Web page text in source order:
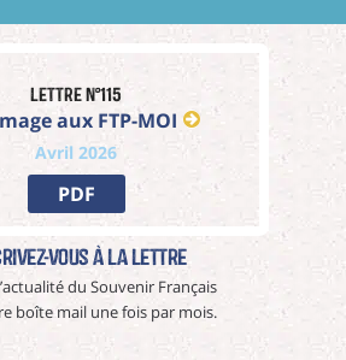
Lettre n°115
aux FTP-MOI
Avril 2026
PDF
vous à La Lettre
du Souvenir Français
boîte mail une fois par mois.